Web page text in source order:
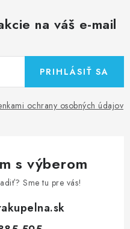
na váš e-mail
ochrany osobných údajov
PRIHLÁSIŤ SA
s výberom
Sme tu pre vás!